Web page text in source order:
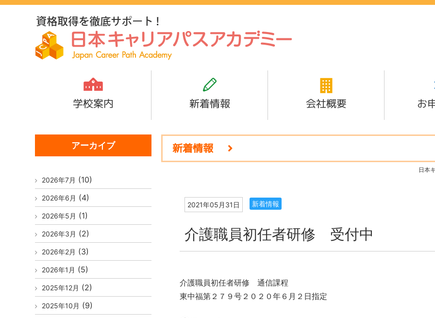
学校案内 新着情報 会社概要 お
新着情報
日本
2021年05月31日 新着情報
介護職員初任者研修 受付中
介護職員初任者研修 通信課程
東中福第２７９号２０２０年６月２日指定
アーカイブ
2026年7月 (10)
2026年6月 (4)
2026年5月 (1)
2026年3月 (2)
2026年2月 (3)
2026年1月 (5)
2025年12月 (2)
2025年10月 (9)